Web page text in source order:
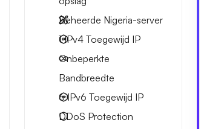
Beheerde Nigeria-server
1 IPv4 Toegewijd IP
Onbeperkte
Bandbreedte
6 IPv6 Toegewijd IP
DDoS Protection